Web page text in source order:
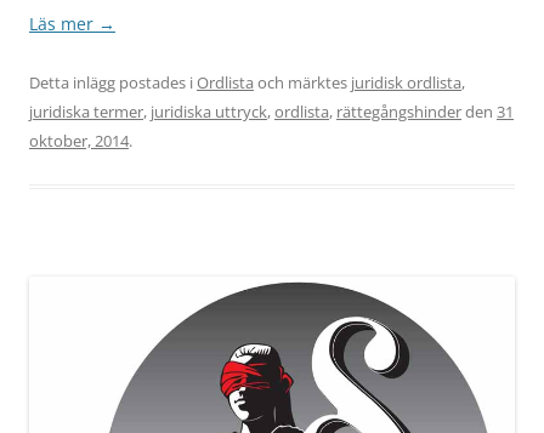
Läs mer →
Detta inlägg postades iOrdlista och märktes juridisk ordlista,
juridiska termer, juridiska uttryck,ordlista, rättegångshinderden 31
oktober, 2014.